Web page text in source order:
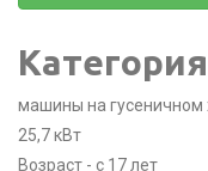
машины на гусеничном
25,7 кВт
Возраст - с 17 лет